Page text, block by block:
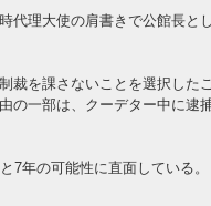
代理大使の肩書きで公館長と
裁を課さないことを選択した
の一部は、クーデター中に逮
7年の可能性に直面している。